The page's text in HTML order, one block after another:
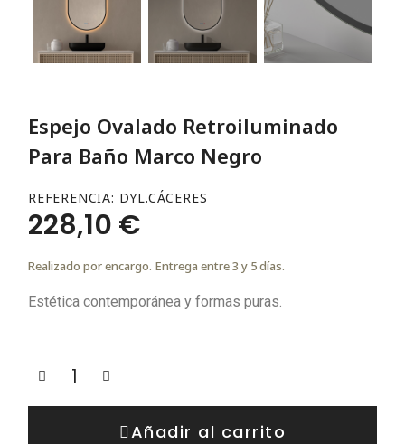
Espejo Ovalado Retroiluminado
Para Baño Marco Negro
REFERENCIA DYL.CÁCERES
228,10 €
Realizado por encargo. Entrega entre 3 y 5 días.
Estética contemporánea y formas puras.
Añadir al carrito